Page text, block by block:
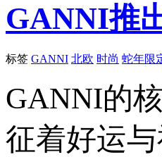
GANNI推
标签 GANNI 北欧 时尚 蛇年限
GANNI的
征着好运